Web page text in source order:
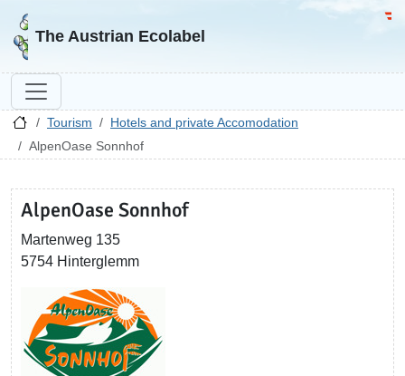
Go to homepage
The Austrian Ecolabel
Tourism
Hotels and private Accomodation
AlpenOase Sonnhof
AlpenOase Sonnhof
Martenweg 135
5754 Hinterglemm